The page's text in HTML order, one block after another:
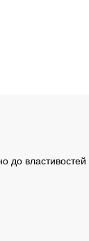
до властивостей